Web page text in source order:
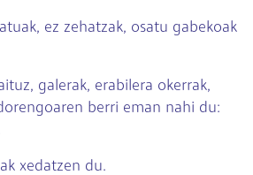
ez zehatzak, osatu gabekoak
galerak, erabilera okerrak,
berri eman nahi du:
xedatzen du.